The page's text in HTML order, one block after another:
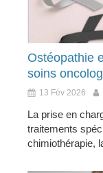
Ostéopathie
soins
13 Fév 2026
La prise en
traitements
chimiothérapie,